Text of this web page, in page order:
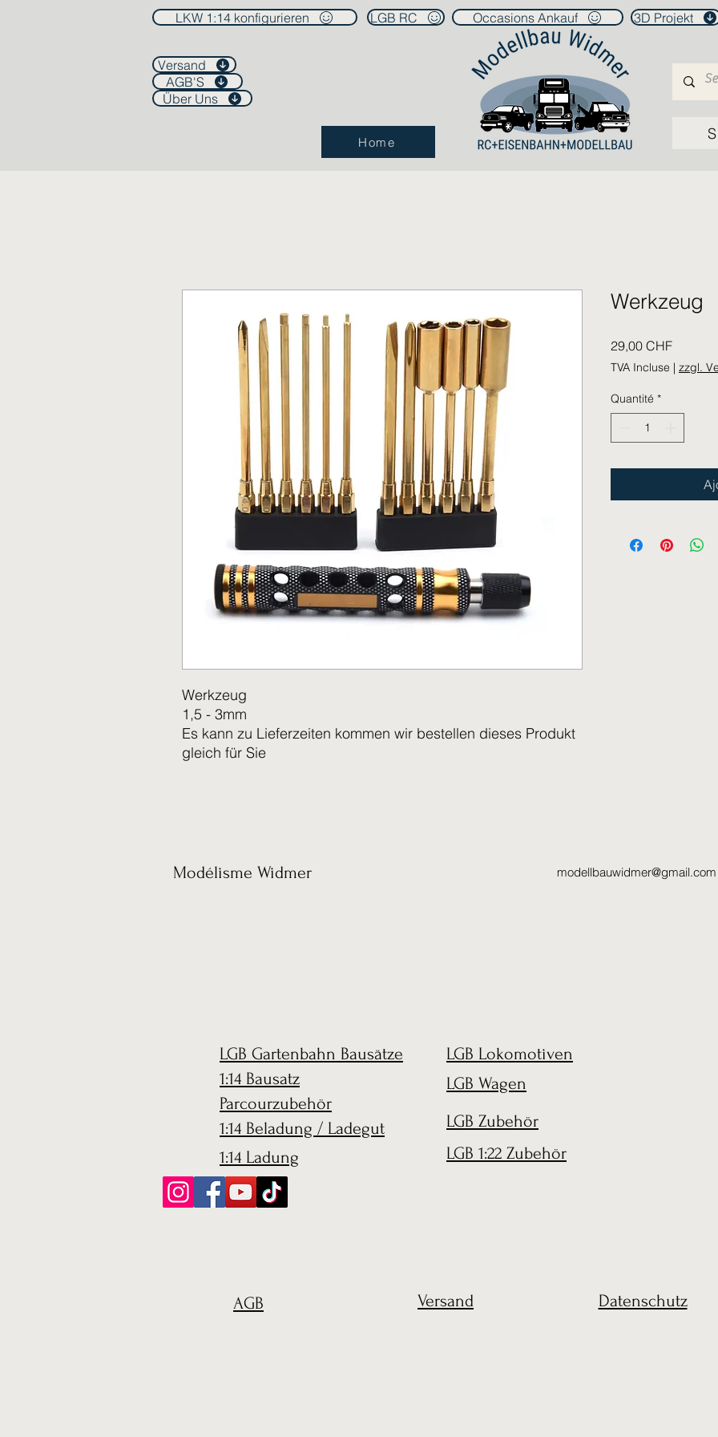
LKW 1:14 konfigurieren LGB RC
Versand
AGB'S
Über Uns
Home
Occasions Ankauf 3D Projekt
Werkzeug
1,5 - 3mm
Es kann zu Lieferzeiten kommen wir bestellen dieses Produkt
gleich für Sie
Werkzeug
29,00 CHFPrix
TVA Incluse | zzgl.
Quantité *
Modélisme Widmer modellbauwidmer@gmail.com
LGB Gartenbahn Bausätze
1:14 Bausatz
Parcourzubehör
1:14 Beladung / Ladegut
1:14 Ladung
LGB Lokomotiven
LGB Wagen
LGB Zubehör
LGB 1:22 Zubehör
AGB Versand Datenschutz